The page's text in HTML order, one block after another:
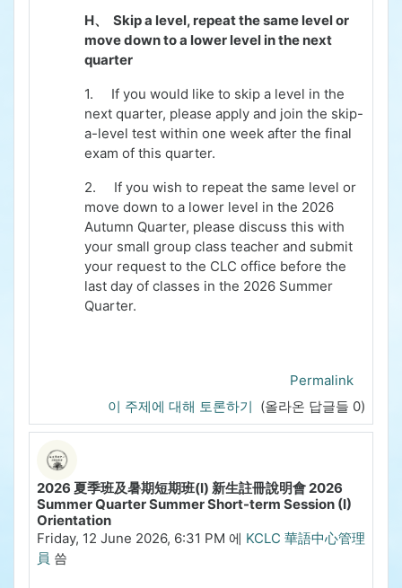
H、 Skip a level, repeat the same level or
move down to a lower level in the next
quarter
1. If you would like to skip a level in the
next quarter, please apply and join the skip-
a-level test within one week after the final
exam of this quarter.
2. If you wish to repeat the same level or
move down to a lower level in the 2026
Autumn Quarter, please discuss this with
your small group class teacher and submit
your request to the CLC office before the
last day of classes in the 2026 Summer
Quarter.
Permalink
이 주제에 대해 토론하기 (올라온 답글들 0)
2026 夏季班及暑期短期班(I) 新生註冊說明會 2026
Summer Quarter Summer Short-term Session (I)
Orientation
Friday, 12 June 2026, 6:31 PM 에 KCLC 華語中心管理
員 씀